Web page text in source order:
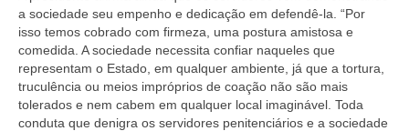
a sociedade seu empenho e dedicação em defendê-la. “Por
isso temos cobrado com firmeza, uma postura amistosa e
comedida. A sociedade necessita confiar naqueles que
representam o Estado, em qualquer ambiente, já que a tortura,
truculência ou meios impróprios de coação não são mais
tolerados e nem cabem em qualquer local imaginável. Toda
conduta que denigra os servidores penitenciários e a sociedade